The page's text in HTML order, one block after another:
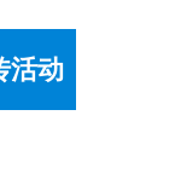
活动